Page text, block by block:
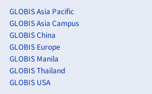
GLOBIS Asia Pacific
GLOBIS Asia Campus
GLOBIS China
GLOBIS Europe
GLOBIS Manila
GLOBIS Thailand
GLOBIS USA